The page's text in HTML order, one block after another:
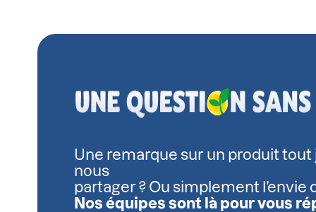
Une remarque sur un produit tout
nous
partager ? Ou simplement l’envie
Nos équipes sont là pour vous